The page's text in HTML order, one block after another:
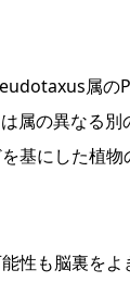
属
属の異なる
基にした植
性も脳裏を